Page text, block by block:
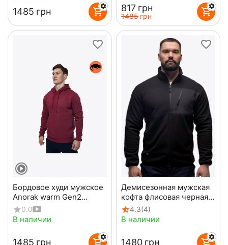
‍1485‍ грн ‍817‍ грн
‍1485‍ грн
Бордовое худи мужское
Anorak warm Gen2
Burgundy
0.0
В наличии
‍1485‍ грн
Демисезонная мужская
кофта флисовая черная
Stratus Black
4.3(4)
В наличии
‍1480‍ грн